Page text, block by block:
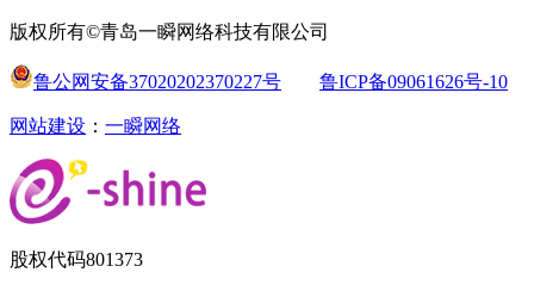
版权所有©青岛一瞬网络科技有限公司
鲁公网安备37020202370227号 鲁ICP备09061626号-10
网站建设 ： 一瞬网络
股权代码801373